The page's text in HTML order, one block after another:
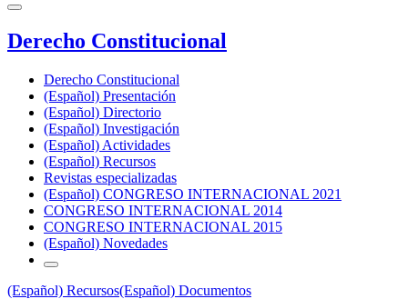
Derecho Constitucional
Derecho Constitucional
(Español) Presentación
(Español) Directorio
(Español) Investigación
(Español) Actividades
(Español) Recursos
Revistas especializadas
(Español) CONGRESO INTERNACIONAL 2021
CONGRESO INTERNACIONAL 2014
CONGRESO INTERNACIONAL 2015
(Español) Novedades
(Español) Recursos(Español) Documentos